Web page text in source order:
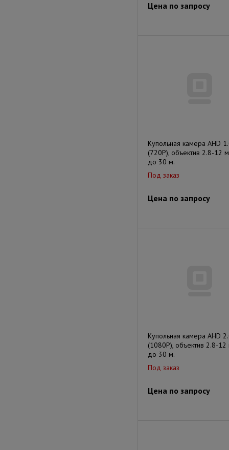
Цена по запросу
Купольная камера AHD
(720P), объектив 2.8-12
до 30 м.
Под заказ
Цена по запросу
Купольная камера AHD
(1080P), объектив 2.8-
до 30 м.
Под заказ
Цена по запросу